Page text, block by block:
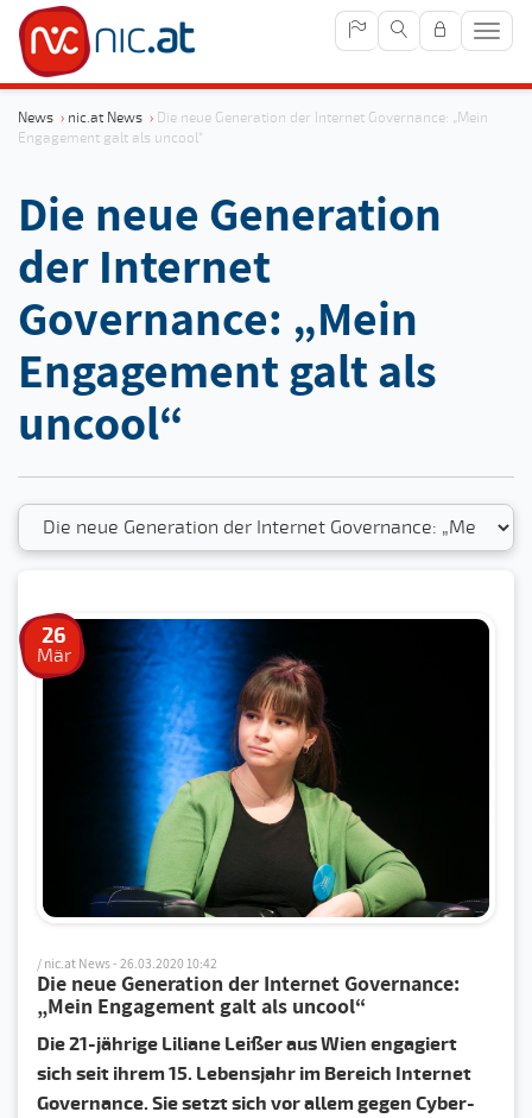
News › nic.at News › Die neue Generation der Internet Governance: „Mein
Engagement galt als uncool“
Die neue Generation
der Internet
Governance: „Mein
Engagement galt als
uncool“
26
Mär
/ nic.at News - 26.03.2020 10:42
Die neue Generation der Internet Governance:
„Mein Engagement galt als uncool“
Die 21-jährige Liliane Leißer aus Wien engagiert
sich seit ihrem 15. Lebensjahr im Bereich Internet
Governance. Sie setzt sich vor allem gegen Cyber-